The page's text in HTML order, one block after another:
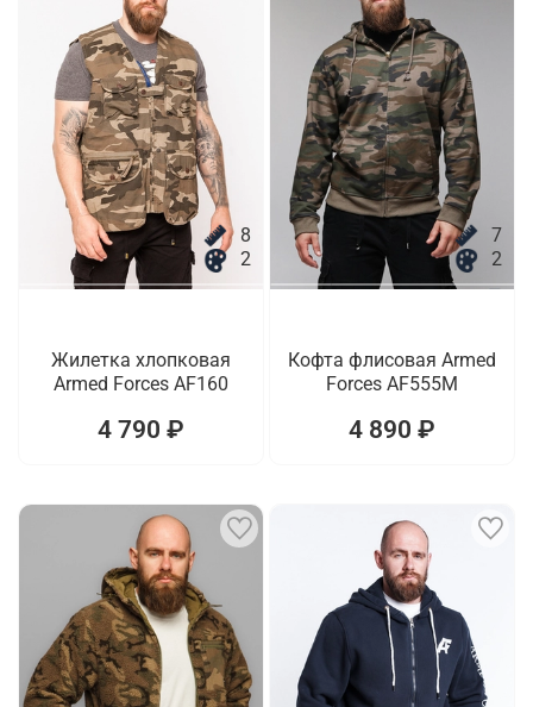
8
2
Жилетка хлопковая
Armed Forces AF160
4 790 ₽
7
2
Кофта флисовая Armed
Forces AF555M
4 890 ₽